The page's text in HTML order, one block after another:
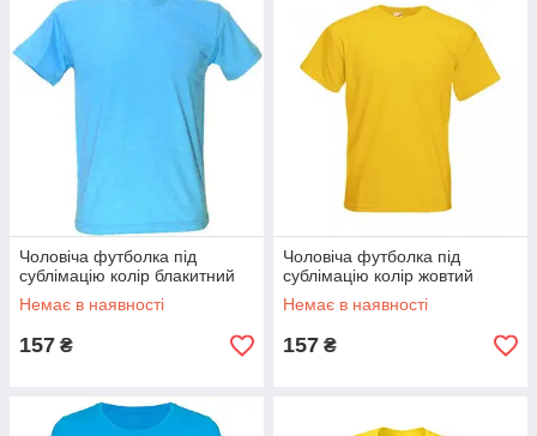
Чоловіча футболка під
сублімацію колір блакитний
Немає в наявності
157 ₴
Чоловіча футболка під
сублімацію колір жовтий
Немає в наявності
157 ₴